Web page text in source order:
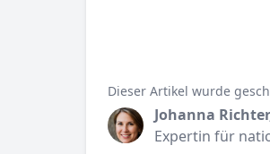
Dieser Artikel wurde
Johanna
Expertin für